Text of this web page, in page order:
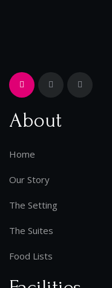
About
Home
Our Story
The Setting
The Suites
Food Lists